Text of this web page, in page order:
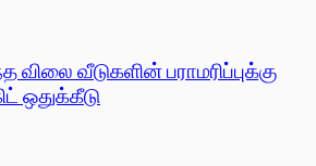
விலை வீடுகளின் பராமரிப்புக்கு
ஒதுக்கீடு